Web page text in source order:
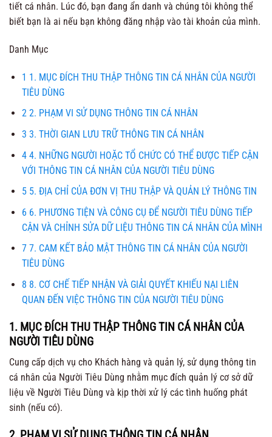
tiết cá nhân. Lúc đó, bạn đang ẩn danh và chúng tôi không thể
biết bạn là ai nếu bạn không đăng nhập vào tài khoản của mình.
Danh Mục
1 1. MỤC ĐÍCH THU THẬP THÔNG TIN CÁ NHÂN CỦA NGƯỜI
TIÊU DÙNG
22. PHẠM VI SỬ DỤNG THÔNG TIN CÁ NHÂN
3 3. THỜI GIAN LƯU TRỮ THÔNG TIN CÁ NHÂN
44. NHỮNG NGƯỜI HOẶC TỔ CHỨC CÓ THỂ ĐƯỢC TIẾP CẬN
VỚI THÔNG TIN CÁ NHÂN CỦA NGƯỜI TIÊU DÙNG
55. ĐỊA CHỈ CỦA ĐƠN VỊ THU THẬP VÀ QUẢN LÝ THÔNG TIN
6 6. PHƯƠNG TIỆN VÀ CÔNG CỤ ĐỂ NGƯỜI TIÊU DÙNG TIẾP
CẬN VÀ CHỈNH SỬA DỮ LIỆU THÔNG TIN CÁ NHÂN CỦA MÌNH
77. CAM KẾT BẢO MẬT THÔNG TIN CÁ NHÂN CỦA NGƯỜI
TIÊU DÙNG
8 8. CƠ CHẾ TIẾP NHẬN VÀ GIẢI QUYẾT KHIẾU NẠI LIÊN
QUAN ĐẾN VIỆC THÔNG TIN CỦA NGƯỜI TIÊU DÙNG
1. MỤC ĐÍCH THU THẬP THÔNG TIN CÁ NHÂN CỦA
NGƯỜI TIÊU DÙNG
Cung cấp dịch vụ cho Khách hàng và quản lý, sử dụng thông tin
cá nhân của Người Tiêu Dùng nhằm mục đích quản lý cơ sở dữ
liệu về Người Tiêu Dùng và kịp thời xử lý các tình huống phát
sinh (nếu có).